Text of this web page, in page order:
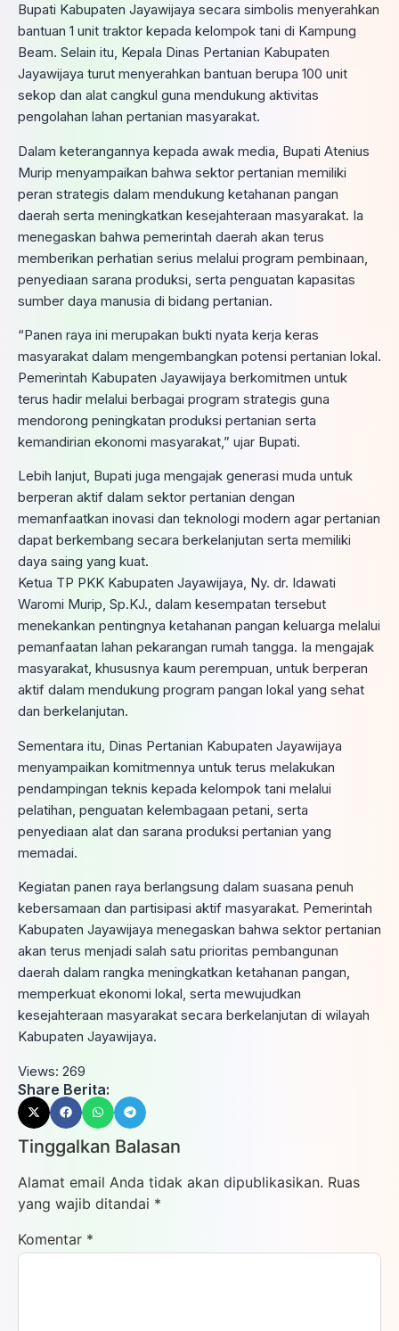
Bupati Kabupaten Jayawijaya secara simbolis menyerahkan
bantuan 1 unit traktor kepada kelompok tani di Kampung
Beam. Selain itu, Kepala Dinas Pertanian Kabupaten
Jayawijaya turut menyerahkan bantuan berupa 100 unit
sekop dan alat cangkul guna mendukung aktivitas
pengolahan lahan pertanian masyarakat.
Dalam keterangannya kepada awak media, Bupati Atenius
Murip menyampaikan bahwa sektor pertanian memiliki
peran strategis dalam mendukung ketahanan pangan
daerah serta meningkatkan kesejahteraan masyarakat. Ia
menegaskan bahwa pemerintah daerah akan terus
memberikan perhatian serius melalui program pembinaan,
penyediaan sarana produksi, serta penguatan kapasitas
sumber daya manusia di bidang pertanian.
“Panen raya ini merupakan bukti nyata kerja keras
masyarakat dalam mengembangkan potensi pertanian lokal.
Pemerintah Kabupaten Jayawijaya berkomitmen untuk
terus hadir melalui berbagai program strategis guna
mendorong peningkatan produksi pertanian serta
kemandirian ekonomi masyarakat,” ujar Bupati.
Lebih lanjut, Bupati juga mengajak generasi muda untuk
berperan aktif dalam sektor pertanian dengan
memanfaatkan inovasi dan teknologi modern agar pertanian
dapat berkembang secara berkelanjutan serta memiliki
daya saing yang kuat.
Ketua TP PKK Kabupaten Jayawijaya, Ny. dr. Idawati
Waromi Murip, Sp.KJ., dalam kesempatan tersebut
menekankan pentingnya ketahanan pangan keluarga melalui
pemanfaatan lahan pekarangan rumah tangga. Ia mengajak
masyarakat, khususnya kaum perempuan, untuk berperan
aktif dalam mendukung program pangan lokal yang sehat
dan berkelanjutan.
Sementara itu, Dinas Pertanian Kabupaten Jayawijaya
menyampaikan komitmennya untuk terus melakukan
pendampingan teknis kepada kelompok tani melalui
pelatihan, penguatan kelembagaan petani, serta
penyediaan alat dan sarana produksi pertanian yang
memadai.
Kegiatan panen raya berlangsung dalam suasana penuh
kebersamaan dan partisipasi aktif masyarakat. Pemerintah
Kabupaten Jayawijaya menegaskan bahwa sektor pertanian
akan terus menjadi salah satu prioritas pembangunan
daerah dalam rangka meningkatkan ketahanan pangan,
memperkuat ekonomi lokal, serta mewujudkan
kesejahteraan masyarakat secara berkelanjutan di wilayah
Kabupaten Jayawijaya.
Views: 269
Share Berita:
Tinggalkan Balasan
Alamat email Anda tidak akan dipublikasikan. Ruas
yang wajib ditandai *
Komentar *